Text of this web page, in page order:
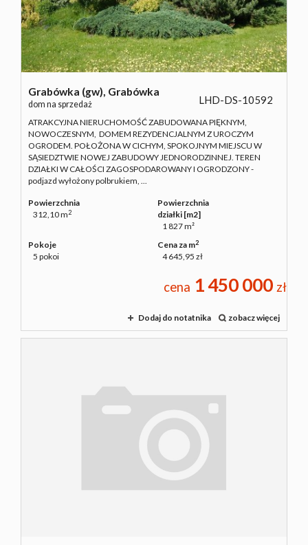
Grabówka (gw), Grabówka
dom na sprzedaż LHD-DS-10592
ATRAKCYJNA NIERUCHOMOŚĆ ZABUDOWANA PIĘKNYM,
NOWOCZESNYM, DOMEM REZYDENCJALNYM Z UROCZYM
OGRODEM. POŁOŻONA W CICHYM, SPOKOJNYM MIEJSCU W
SĄSIEDZTWIE NOWEJ ZABUDOWY JEDNORODZINNEJ. TEREN
DZIAŁKI W CAŁOŚCI ZAGOSPODAROWANY I OGRODZONY -
podjazd wyłożony polbrukiem, ...
Powierzchnia
312,10 m2
Powierzchnia
działki [m2]
1 827 m²
Pokoje
5 pokoi
Cena za m2
4 645,95 zł
cena 1 450 000 zł
Dodaj do notatnika zobacz więcej